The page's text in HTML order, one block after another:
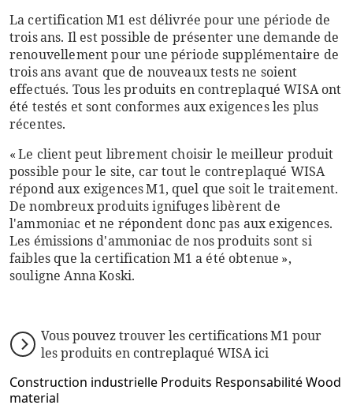
La certification M1 est délivrée pour une période de
trois ans. Il est possible de présenter une demande de
renouvellement pour une période supplémentaire de
trois ans avant que de nouveaux tests ne soient
effectués. Tous les produits en contreplaqué WISA ont
été testés et sont conformes aux exigences les plus
récentes.
« Le client peut librement choisir le meilleur produit
possible pour le site, car tout le contreplaqué WISA
répond aux exigences M1, quel que soit le traitement.
De nombreux produits ignifuges libèrent de
l'ammoniac et ne répondent donc pas aux exigences.
Les émissions d'ammoniac de nos produits sont si
faibles que la certification M1 a été obtenue »,
souligne Anna Koski.
Vous pouvez trouver les certifications M1 pour
les produits en contreplaqué WISA ici
Construction industrielle Produits ResponsabilitéWood
material